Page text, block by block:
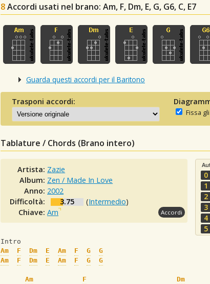
8Accordi usati nel brano: Am, F, Dm, E, G, G6, C, E7
Guarda questi accordi per il Baritono
Trasponi accordi:
Fissa
Tablature / Chords (Brano intero)
Artista: Zazie
Album: Zen / Made In Love
Anno: 2002
Difficoltà:
3.75 (Intermedio)
Chiave:Am Accordi
0
1
2
3
4
5
Intro
Am
F Dm E Am F G
G
Am
F Dm E Am F G G
Am F Dm